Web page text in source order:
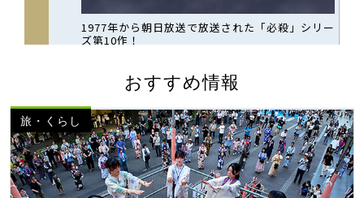
おすすめ情報
旅・くらし